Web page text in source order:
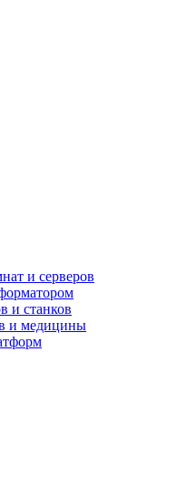
и серверов
и станков
и медицины